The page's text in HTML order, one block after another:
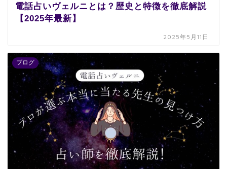
電話占いヴェルニとは？歴史と特徴を徹底解説
【2025年最新】
2025年5月11日
ブログ